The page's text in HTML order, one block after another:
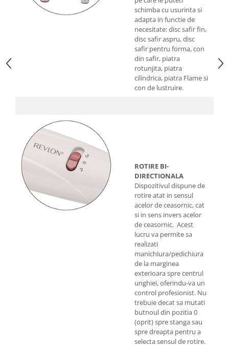
schimba cu usurinta si
adapta in functie de
necesitate: disc safir fin,
disc safir aspru, disc
safir pentru forma, con
din safir, piatra
rotunjita, piatra
cilindrica, piatra Flame si
con de lustruire.
ROTIRE BI-
DIRECTIONALA
Dispozitivul dispune de
rotire atat in sensul
acelor de ceasornic, cat
si in sens invers acelor
de ceasornic. Acest
lucru va permite sa
realizati
manichiura/pedichiura
de la marginea
exterioara spre centrul
unghiei, oferindu-va un
control profesionist. Nu
trebuie decat sa mutati
butnoul din pozitia 0
(oprit) spre stanga sau
spre dreapta pentru a
selecta sensul de rotire.